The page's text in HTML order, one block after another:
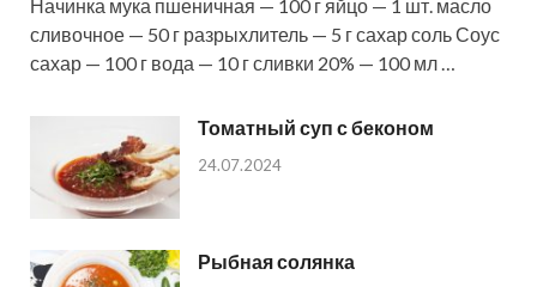
Начинка мука пшеничная — 100 г яйцо — 1 шт. масло
сливочное — 50 г разрыхлитель — 5 г сахар соль Соус
сахар — 100 г вода — 10 г сливки 20% — 100 мл …
Томатный суп с беконом
24.07.2024
Рыбная солянка